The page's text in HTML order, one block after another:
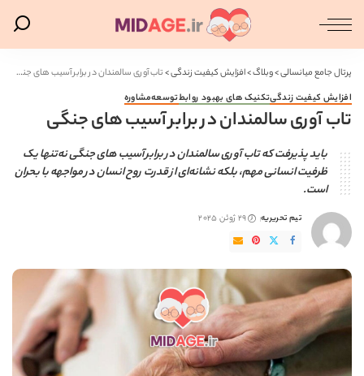
پرتال جامع میانسالی>وبلاگ>افزایش کیفیت زندگی>تاب آوری سالمندان در برابر آسیب های جنگی
افزایش کیفیت زندگیتکنیک های بهبود روابطتوسعهمشاوره
تاب آوری سالمندان در برابر آسیب های جنگی
باید پذیرفت که تاب آوری سالمندان در برابر آسیب های جنگی نه‌تنها یک
ظرفیت انسانی مهم، بلکه نشانه‌ای از قدرت روح انسان در مواجهه با بحران
است.
ارسال
شده
تیم تحریریه 29 ژوئن 2025